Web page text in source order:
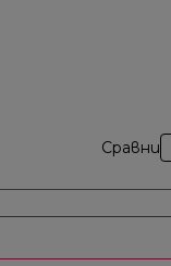
Сравни